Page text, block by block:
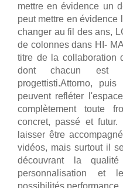
mettre en évidence un
peut mettre en évidence
changer au fil des ans,
de colonnes dans HI-
titre de la collaboration
dont chacun est
progettisti.Attorno,
peuvent refléter
complètement toute
concret, passé et
laisser être
vidéos, mais surtout il
découvrant la
personnalisation et
possibilités performance.